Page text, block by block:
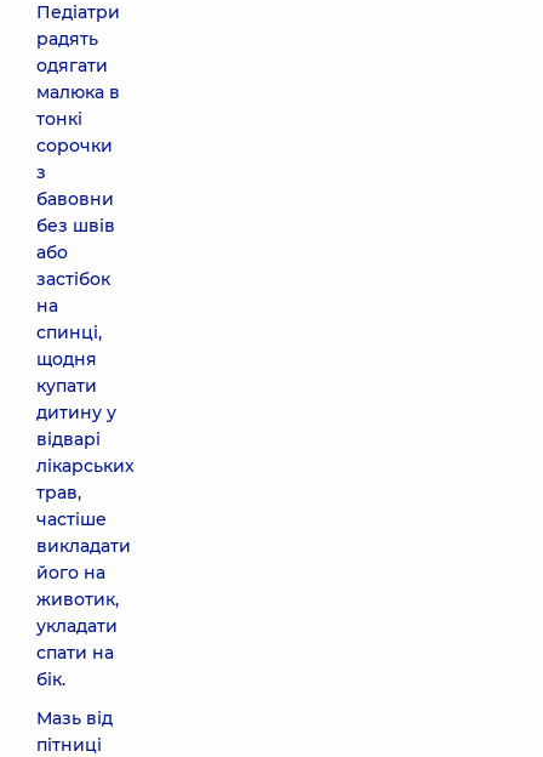
Педіатри
радять
одягати
малюка в
тонкі
сорочки
з
бавовни
без швів
або
застібок
на
спинці,
щодня
купати
дитину у
відварі
лікарських
трав,
частіше
викладати
його на
животик,
укладати
спати на
бік.
Мазь від
пітниці